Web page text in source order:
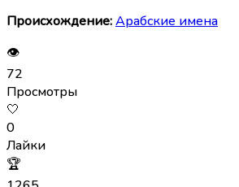
Происхождение:Арабские имена
👁
72
Просмотры
🤍
0
Лайки
🏆